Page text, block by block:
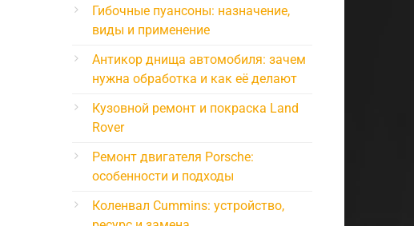
Гибочные пуансоны: назначение,
виды и применение
Антикор днища автомобиля: зачем
нужна обработка и как её делают
Кузовной ремонт и покраска Land
Rover
Ремонт двигателя Porsche:
особенности и подходы
Коленвал Cummins: устройство,